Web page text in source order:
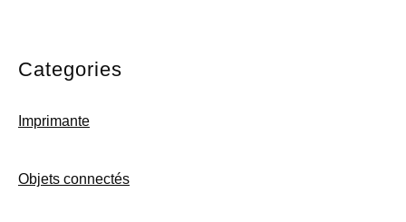
Categories
Imprimante
Objets connectés